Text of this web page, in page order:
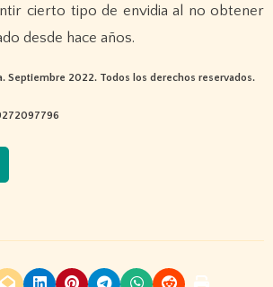
cierto tipo de envidia al no obtener
desde hace años.
Septiembre 2022. Todos los derechos reservados.